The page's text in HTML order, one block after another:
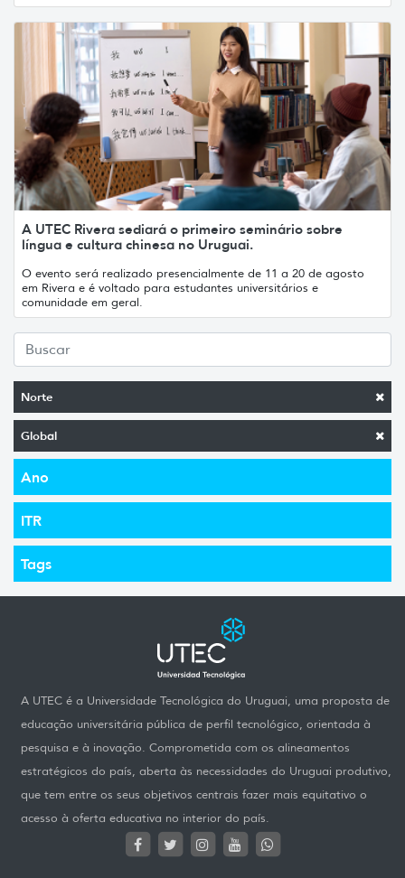
Norte
Global
Ano
ITR
Tags
A UTEC Rivera sediará o primeiro seminário sobre
língua e cultura chinesa no Uruguai.
O evento será realizado presencialmente de 11 a 20 de agosto
em Rivera e é voltado para estudantes universitários e
comunidade em geral.
A UTEC é a Universidade Tecnológica do Uruguai, uma proposta de
educação universitária pública de perfil tecnológico, orientada à
pesquisa e à inovação. Comprometida com os alineamentos
estratégicos do país, aberta às necessidades do Uruguai produtivo,
que tem entre os seus objetivos centrais fazer mais equitativo o
acesso à oferta educativa no interior do país.